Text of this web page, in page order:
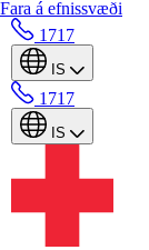
Fara á efnissvæði
1717
IS
1717
IS